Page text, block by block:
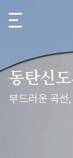
동탄신
부드러운 곡선